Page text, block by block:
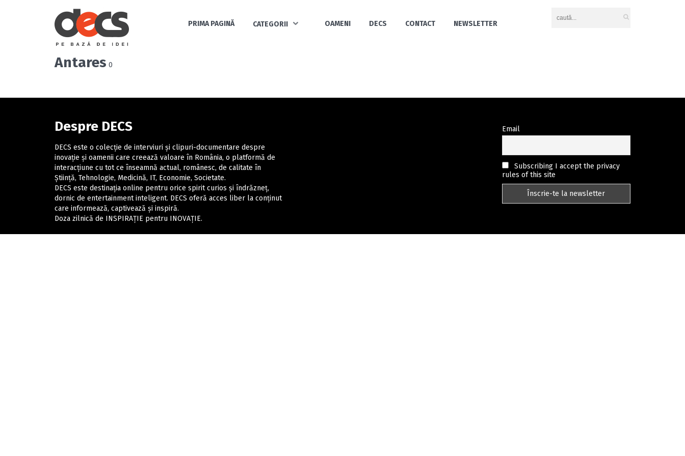
PRIMA PAGINĂ CATEGORII OAMENI DECS CONTACT NEWSLETTER
Antares 0
Despre DECS
DECS este o colecție de interviuri și clipuri-documentare despre
inovație și oamenii care creează valoare în România, o platformă de
interacțiune cu tot ce înseamnă actual, românesc, de calitate în
Știință, Tehnologie, Medicină, IT, Economie, Societate.
DECS este destinația online pentru orice spirit curios și îndrăzneț,
dornic de entertainment inteligent. DECS oferă acces liber la conținut
care informează, captivează și inspiră.
Doza zilnică de INSPIRAȚIE pentru INOVAȚIE.
Email
Subscribing I accept the privacy
rules of this site